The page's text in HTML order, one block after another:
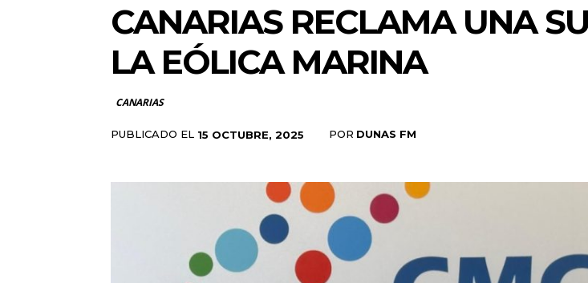
CANARIAS RECLAMA UNA
LA EÓLICA MARINA
CANARIAS
PUBLICADO EL 15 OCTUBRE, 2025 POR DUNAS FM